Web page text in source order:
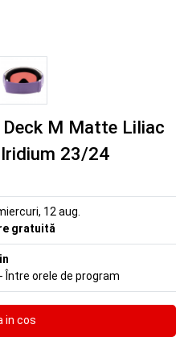
M Matte Liliac
23/24
12 aug.
gratuită
- Între orele de program